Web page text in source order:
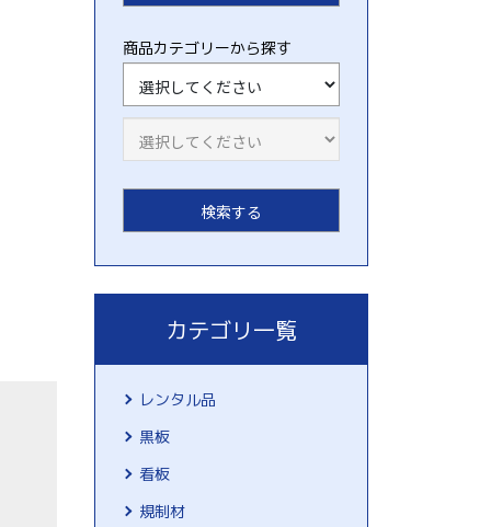
商品カテゴリーから探す
カテゴリ一覧
レンタル品
黒板
看板
規制材